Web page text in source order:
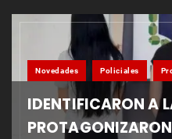
Novedades Policiales
IDENTIFICARON A